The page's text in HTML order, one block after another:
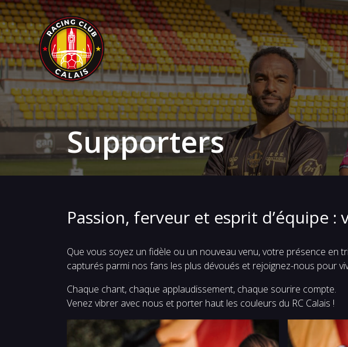
Supporters
Passion, ferveur et esprit d’équipe
Que vous soyez un fidèle ou un nouveau venu, votre présence
capturés parmi nos fans les plus dévoués et rejoignez-nous pour
Chaque chant, chaque applaudissement, chaque sourire compte.
Venez vibrer avec nous et porter haut les couleurs du RC Calais !